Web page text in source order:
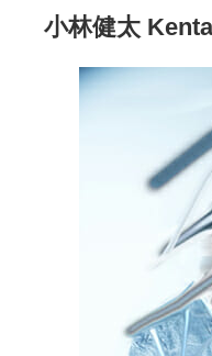
コラム
小林健太